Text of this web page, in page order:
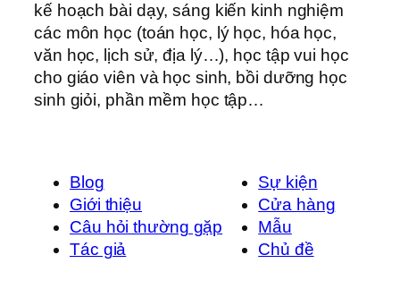
kế hoạch bài dạy, sáng kiến kinh nghiệm
các môn học (toán học, lý học, hóa học,
văn học, lịch sử, địa lý…), học tập vui học
cho giáo viên và học sinh, bồi dưỡng học
sinh giỏi, phần mềm học tập…
Blog
Giới thiệu
Câu hỏi thường gặp
Tác giả
Sự kiện
Cửa hàng
Mẫu
Chủ đề